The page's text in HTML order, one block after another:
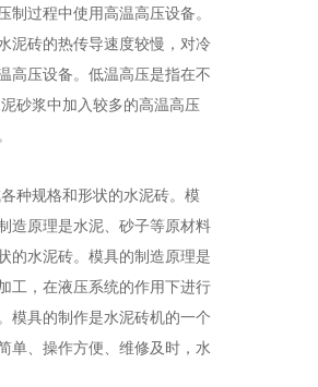
过程中使用高温高压设备。
泥砖的热传导速度较慢，对冷
高压设备。低温高压是指在不
砂浆中加入较多的高温高压
种规格和形状的水泥砖。模
造原理是水泥、砂子等原材料
的水泥砖。模具的制造原理是
工，在液压系统的作用下进行
模具的制作是水泥砖机的一个
单、操作方便、维修及时，水